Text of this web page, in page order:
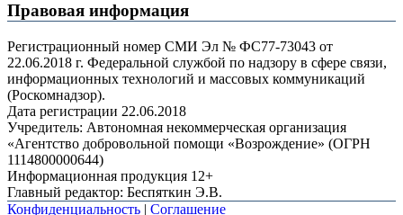
Правовая информация
Регистрационный номер СМИ Эл № ФС77-73043 от
22.06.2018 г. Федеральной службой по надзору в сфере связи,
информационных технологий и массовых коммуникаций
(Роскомнадзор).
Дата регистрации 22.06.2018
Учредитель: Автономная некоммерческая организация
«Агентство добровольной помощи «Возрождение» (ОГРН
1114800000644)
Информационная продукция 12+
Главный редактор: Беспяткин Э.В.
Конфиденциальность | Соглашение